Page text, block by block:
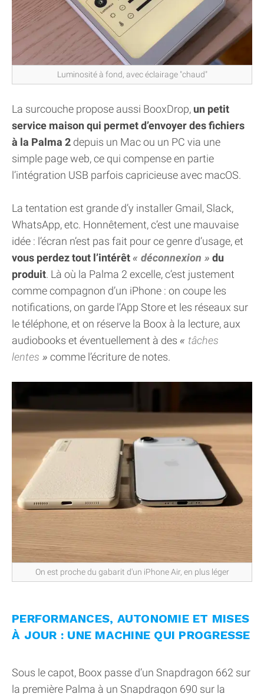
Luminosité à fond, avec éclairage "chaud"
La surcouche propose aussi BooxDrop, un petit
service maison qui permet d’envoyer des fichiers
à la Palma 2 depuis un Mac ou un PC via une
simple page web, ce qui compense en partie
l’intégration USB parfois capricieuse avec macOS.
La tentation est grande d’y installer Gmail, Slack,
WhatsApp, etc. Honnêtement, c’est une mauvaise
idée : l’écran n’est pas fait pour ce genre d’usage, et
vous perdez tout l’intérêt
déconnexion
du
produit. Là où la Palma 2 excelle, c’est justement
comme compagnon d’un iPhone : on coupe les
notifications, on garde l’App Store et les réseaux sur
le téléphone, et on réserve la Boox à la lecture, aux
audiobooks et éventuellement à des
tâches
lentes
comme l’écriture de notes.
On est proche du gabarit d'un iPhone Air, en plus léger
PERFORMANCES, AUTONOMIE ET MISES
À JOUR : UNE MACHINE QUI PROGRESSE
Sous le capot, Boox passe d’un Snapdragon 662 sur
la première Palma à un Snapdragon 690 sur la